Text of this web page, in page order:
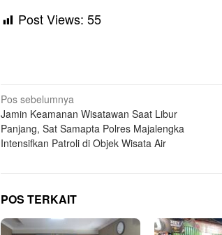
Post Views: 55
Navigasi
pos
Pos sebelumnya
Jamin Keamanan Wisatawan Saat Libur
Panjang, Sat Samapta Polres Majalengka
Intensifkan Patroli di Objek Wisata Air
POS TERKAIT